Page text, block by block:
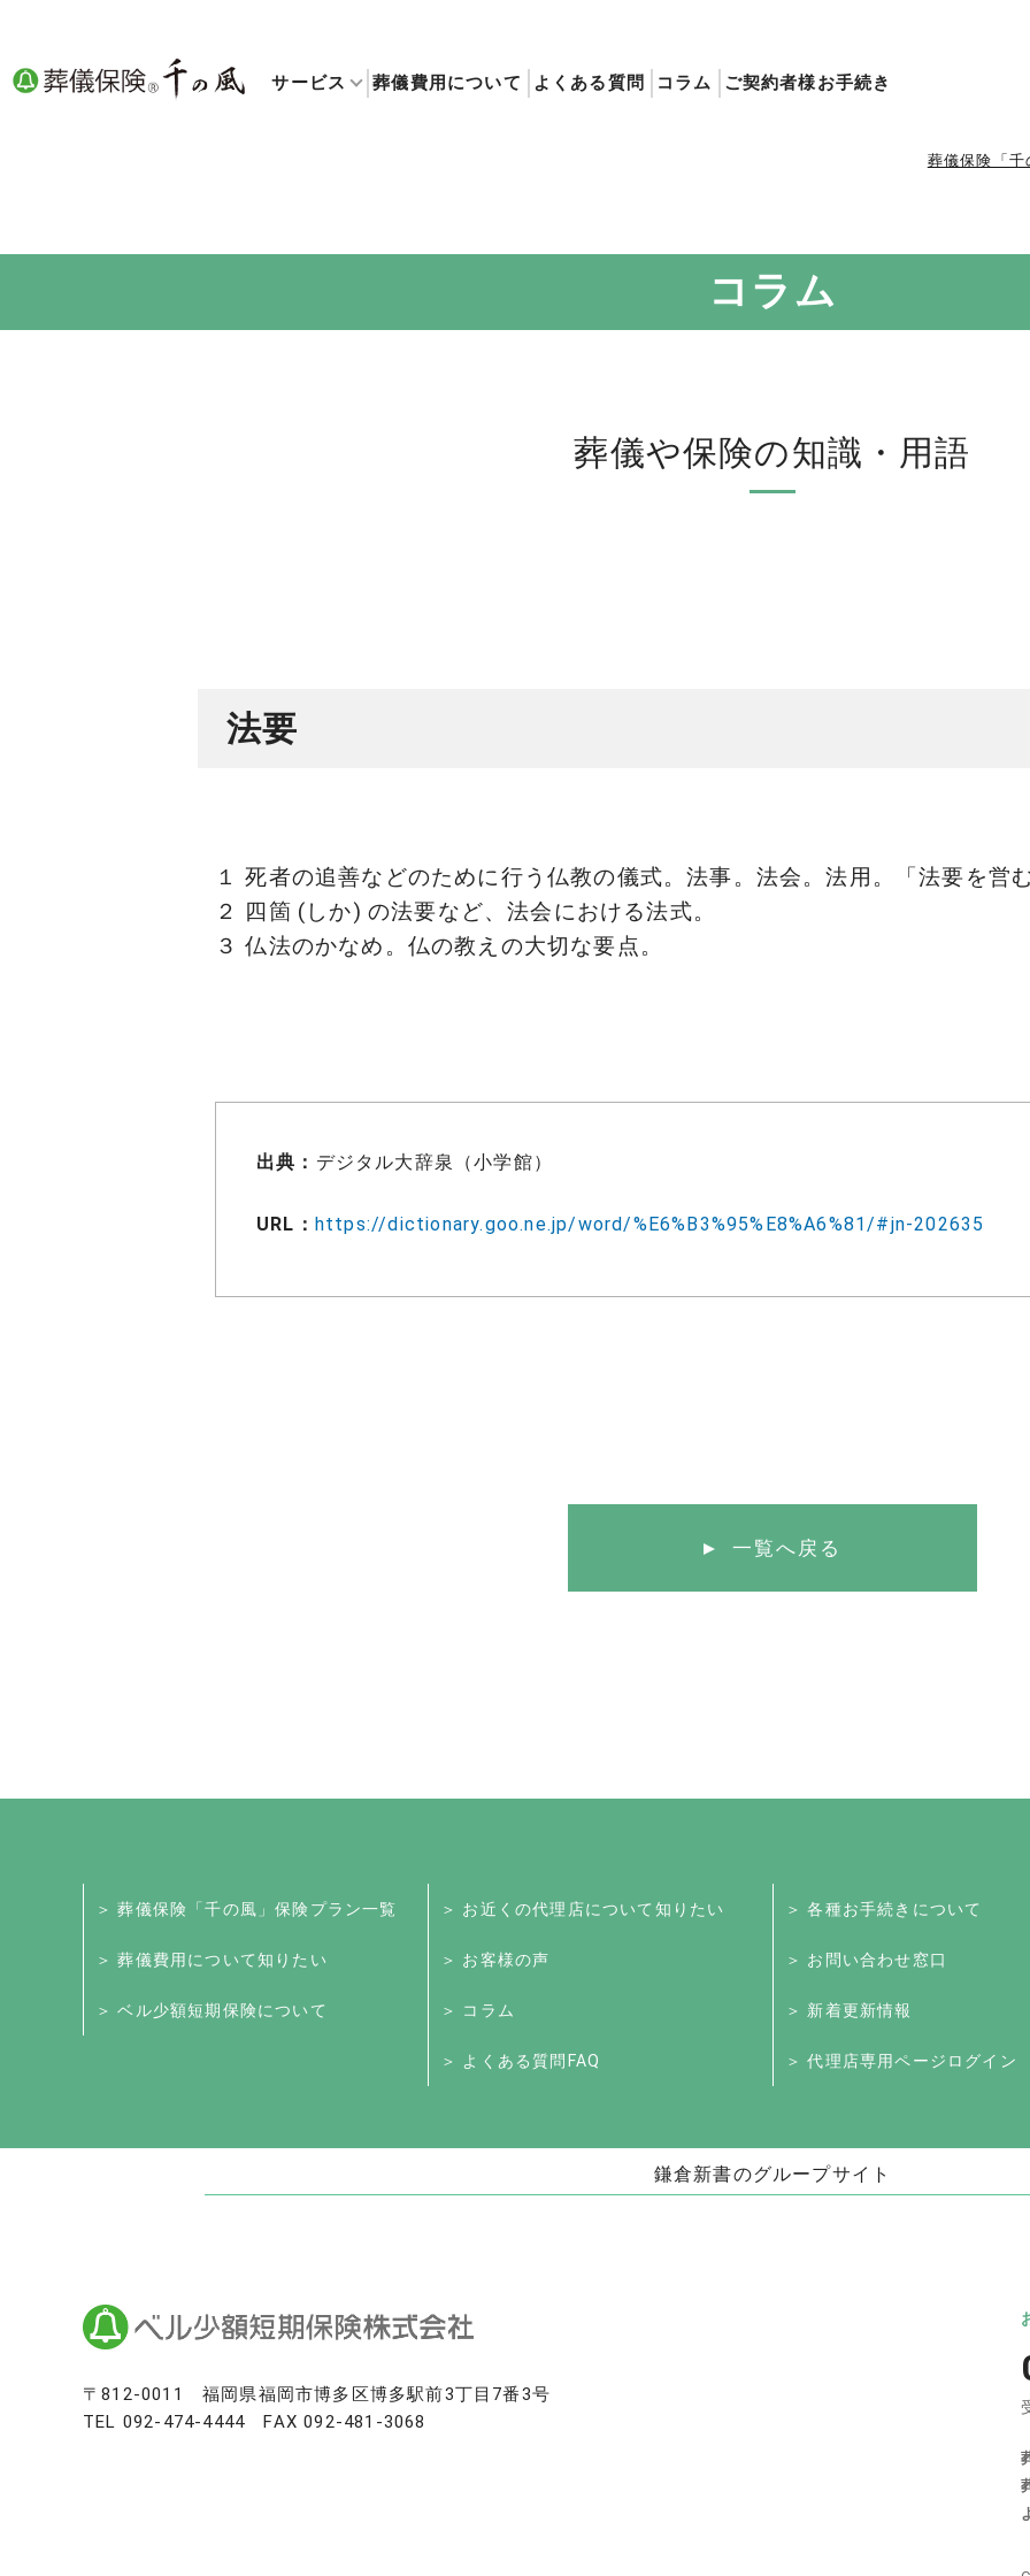
サービス 葬儀費用について よくある質問 コラム ご契約者様お手続き
葬儀保険「
コラム
葬儀や保険の知識・用語
法要
１ 死者の追善などのために行う仏教の儀式。法事。法会。法用。「法要を営
２ 四箇 (しか) の法要など、法会における法式。
３ 仏法のかなめ。仏の教えの大切な要点。
出典： デジタル大辞泉（小学館）
URL： https://dictionary.goo.ne.jp/word/%E6%B3%95%E8%A6%81/#jn-202635
一覧へ戻る
＞ 葬儀保険「千の風」保険プラン一覧
＞ 葬儀費用について知りたい
＞ ベル少額短期保険について
＞ お近くの代理店について知りたい
＞ お客様の声
＞ コラム
＞ よくある質問FAQ
＞ 各種お手続きについて
＞ お問い合わせ窓口
＞ 新着更新情報
＞ 代理店専用ページログイン
鎌倉新書のグループサイト
いいお墓-ペット霊園版 樹木葬なび
納骨堂なび 寺院墓地.com
〒812-0011 福岡県福岡市博多区博多駅前3丁目7番3号
TEL 092-474-4444 FAX 092-481-3068